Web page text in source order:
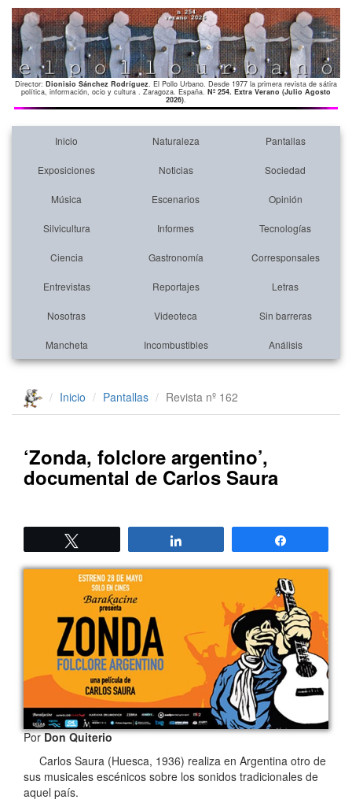
Director: Dionisio Sánchez Rodríguez. El Pollo Urbano. Desde 1977 la primera revista de sátira
política, información, ocio y cultura . Zaragoza. España. Nº 254. Extra Verano (Julio Agosto
2026).
Inicio Naturaleza Pantallas
Exposiciones Noticias Sociedad
Música Escenarios Opinión
Silvicultura Informes Tecnologías
Ciencia Gastronomía Corresponsales
Entrevistas Reportajes Letras
Nosotras Videoteca Sin barreras
Mancheta Incombustibles Análisis
Inicio Pantallas Revista nº 162
‘Zonda, folclore argentino’,
documental de Carlos Saura
PorDon Quiterio
Carlos Saura (Huesca, 1936) realiza en Argentina otro de
sus musicales escénicos sobre los sonidos tradicionales de
aquel país.